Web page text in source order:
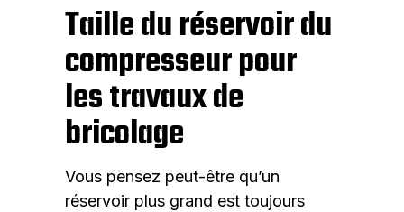
Taille du réservoir du
compresseur pour
les travaux de
bricolage
Vous pensez peut-être qu’un
réservoir plus grand est toujours